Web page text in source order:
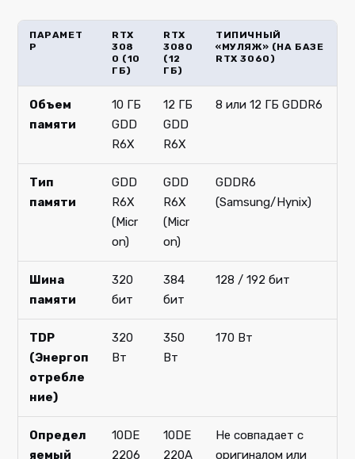
ПАРАМЕТ
Р
RTX
308
0 (10
ГБ)
RTX
3080
(12
ГБ)
ТИПИЧНЫЙ
«МУЛЯЖ» (НА БАЗЕ
RTX 3060)
Объем
памяти
10 ГБ
GDD
R6X
12 ГБ
GDD
R6X
8 или 12 ГБ GDDR6
Тип
памяти
GDD
R6X
(Micr
on)
GDD
R6X
(Micr
on)
GDDR6
(Samsung/Hynix)
Шина
памяти
320
бит
384
бит
128 / 192 бит
TDP
(Энергоп
отребле
ние)
320
Вт
350
Вт
170 Вт
Определ
яемый
10DE
2206
10DE
220A
Не совпадает с
оригиналом или